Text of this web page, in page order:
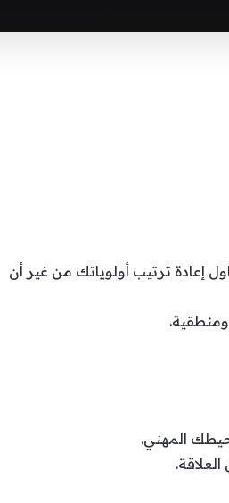
إعادة ترتيب أولوياتك من غير أن
ومنطقية.
المهني.